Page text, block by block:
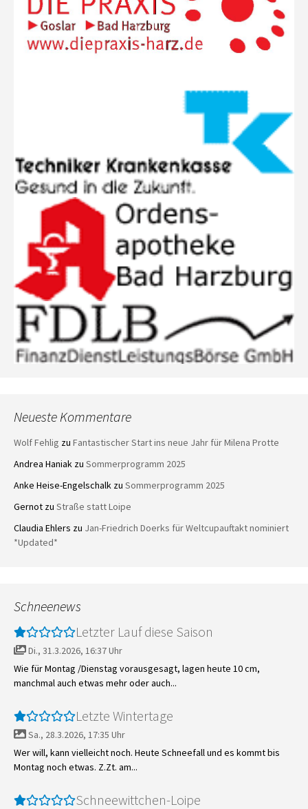
Neueste Kommentare
Wolf Fehlig zu Fantastischer Start ins neue Jahr für Milena Protte
Andrea Haniak zu Sommerprogramm 2025
Anke Heise-Engelschalk zu Sommerprogramm 2025
Gernot zu Straße statt Loipe
Claudia Ehlers zu Jan-Friedrich Doerks für Weltcupauftakt nominiert
*Updated*
Schneenews
Letzter Lauf diese Saison
Di., 31.3.2026, 16:37 Uhr
Wie für Montag /Dienstag vorausgesagt, lagen heute 10 cm,
manchmal auch etwas mehr oder auch...
Letzte Wintertage
Sa., 28.3.2026, 17:35 Uhr
Wer will, kann vielleicht noch. Heute Schneefall und es kommt bis
Montag noch etwas. Z.Zt. am...
Schneewittchen-Loipe